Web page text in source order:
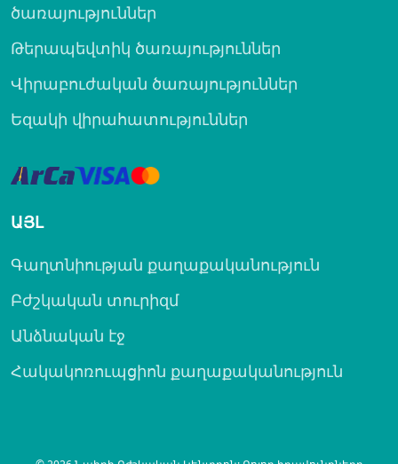
ծառայություններ
Թերապեվտիկ ծառայություններ
Վիրաբուժական ծառայություններ
Եզակի վիրահատություններ
ԱՅԼ
Գաղտնիության քաղաքականություն
Բժշկական տուրիզմ
Անձնական էջ
Հակակոռուպցիոն քաղաքականություն